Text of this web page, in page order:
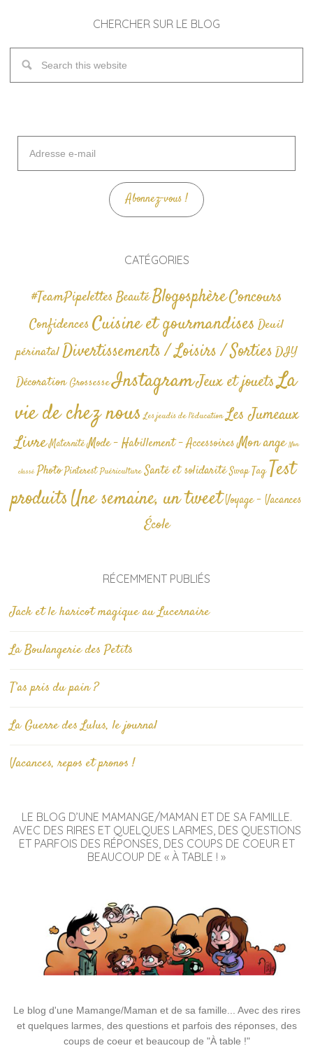
CHERCHER SUR LE BLOG
mail
Abonnez-vous !
CATÉGORIES
#TeamPipelettesBeautéBlogosphèreConcours
Confidences Cuisine et gourmandises Deuil
périnatalDivertissements / Loisirs / SortiesDIY
Décoration GrossesseInstagramJeux et jouetsLa
vie de chez nous Les jeudis de l'éducation Les Jumeaux
Livre Maternité Mode - Habillement - AccessoiresMon ange Non
classé Photo Pinterest Puériculture Santé et solidarité Swap TagTest
produitsUne semaine, un tweetVoyage - Vacances
École
RÉCEMMENT PUBLIÉS
Jack et le haricot magique au Lucernaire
La Boulangerie des Petits
T’as pris du pain ?
La Guerre des Lulus, le journal
Vacances, repos et pronos !
LE BLOG D’UNE MAMANGE/MAMAN ET DE SA FAMILLE.
AVEC DES RIRES ET QUELQUES LARMES, DES QUESTIONS
ET PARFOIS DES RÉPONSES, DES COUPS DE COEUR ET
BEAUCOUP DE « À TABLE ! »
Le blog d'une Mamange/Maman et de sa famille... Avec des rires
et quelques larmes, des questions et parfois des réponses, des
coups de coeur et beaucoup de "À table !"